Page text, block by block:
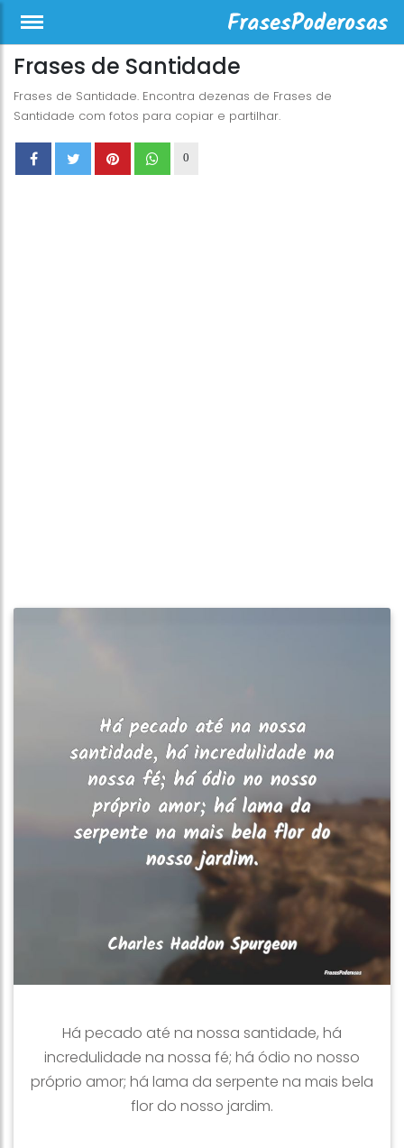
Frases de Santidade
Frases de Santidade. Encontra dezenas de Frases de
Santidade com fotos para copiar e partilhar.
0
Há pecado até na nossa santidade, há
incredulidade na nossa fé; há ódio no nosso
próprio amor; há lama da serpente na mais bela
flor do nosso jardim.